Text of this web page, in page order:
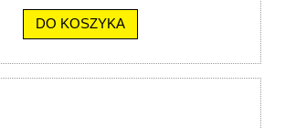
DO KOSZYKA